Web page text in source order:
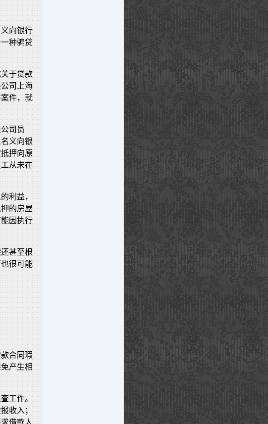
向银行
种骗贷
于贷款
司上海
件，就
司员
义向银
押向原
从未在
利益，
的房屋
因执行
甚至根
很可能
合同瑕
产生相
工作。
收入；
借款人